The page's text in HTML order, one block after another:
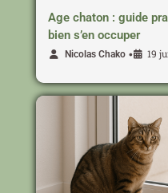
Age chaton : guide
bien s’en occuper
Nicolas Chako • 19